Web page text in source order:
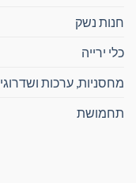
חנות נשק
כלי ירייה
מחסניות, ערכות
תחמושת